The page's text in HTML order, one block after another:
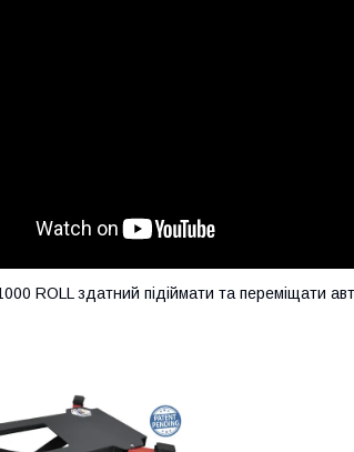
ROLL здатний підіймати та переміщати